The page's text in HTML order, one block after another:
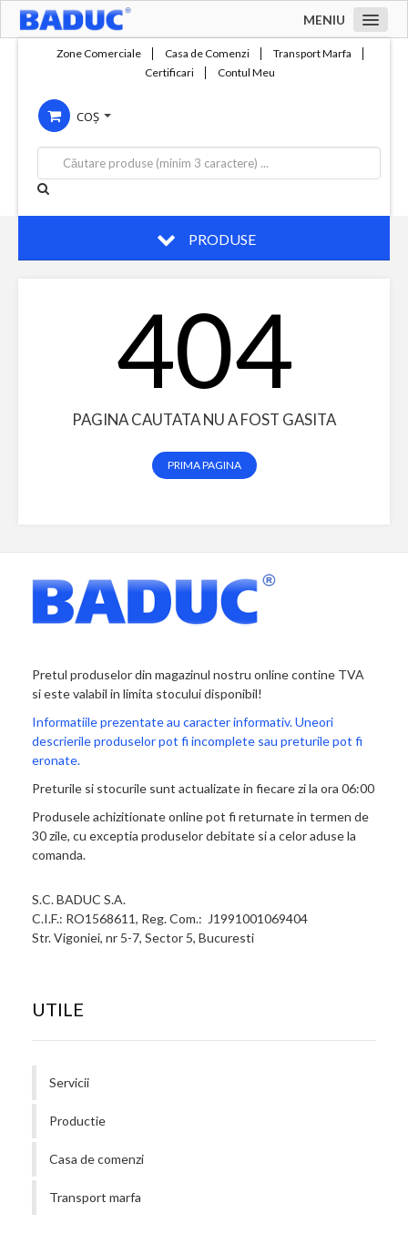
MENIU
Compania
Servicii
Productie
Contact
Zone Comerciale Casa de Comenzi
Transport Marfa
Certificari
Contul Meu
COȘ
PRODUSE
404
PAGINA CAUTATA NU A FOST GASITA
PRIMA PAGINA
Pretul produselor din magazinul nostru online contine TVA
si este valabil in limita stocului disponibil!
Informatiile prezentate au caracter informativ. Uneori
descrierile produselor pot fi incomplete sau preturile pot fi
eronate.
Preturile si stocurile sunt actualizate in fiecare zi la ora 06:00
Produsele achizitionate online pot fi returnate in termen de
30 zile, cu exceptia produselor debitate si a celor aduse la
comanda.
S.C. BADUC S.A.
C.I.F.: RO1568611, Reg. Com.: J1991001069404
Str. Vigoniei, nr 5-7, Sector 5, Bucuresti
UTILE
Servicii
Productie
Casa de comenzi
Transport marfa